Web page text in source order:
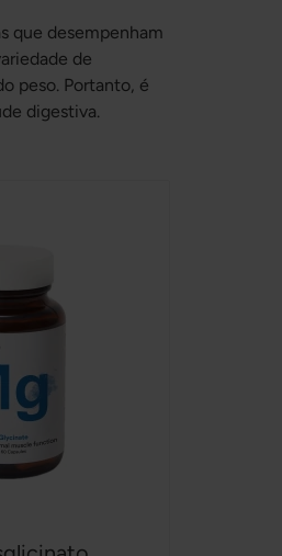
que desempenham
de
peso. Portanto, é
digestiva.